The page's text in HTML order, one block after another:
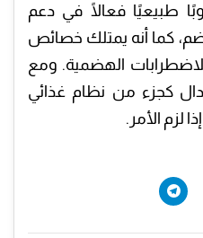
طبيعيًا فعالًا في دعم
كما أنه يمتلك خصائص
الهضمية. ومع
كجزء من نظام غذائي
لزم الأمر.